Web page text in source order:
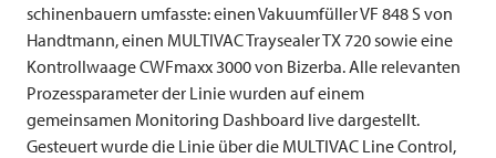
schinenbauern umfasste: einen Vakuumfüller VF 848 S von
Handtmann, einen MULTIVACTraysealer TX 720 sowie eine
Kontrollwaage CWFmaxx 3000 von Bizerba. Alle relevanten
Prozessparameter der Linie wurden auf einem
gemeinsamen Monitoring Dashboard live dargestellt.
Gesteuert wurde die Linie über die MULTIVAC Line Control,